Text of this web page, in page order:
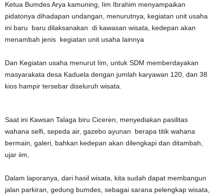
Ketua Bumdes Arya kamuning, Iim Ibrahim menyampaikan
pidatonya dihadapan undangan, menurutnya, kegiatan unit usaha
ini baru baru dilaksanakan di kawasan wisata, kedepan akan
menambah jenis kegiatan unit usaha lainnya
Dan Kegiatan usaha menurut Iim, untuk SDM memberdayakan
masyarakata desa Kaduela dengan jumlah karyawan 120, dan 38
kios hampir tersebar diseluruh wisata.
Saat ini Kawsan Talaga biru Ciceren, menyediakan pasilitas
wahana selfi, sepeda air, gazebo ayunan berapa titik wahana
bermain, galeri, bahkan kedepan akan dilengkapi dan ditambah,
ujar iim,
Dalam laporanya, dari hasil wisata, kita sudah dapat membangun
jalan parkiran, gedung bumdes, sebagai sarana pelengkap wisata,